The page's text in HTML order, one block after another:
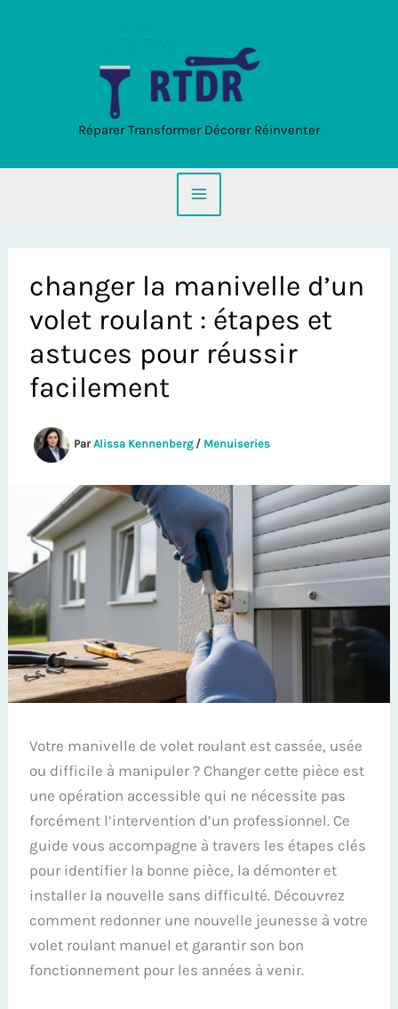
Réparer Transformer Décorer Réinventer
changer la manivelle d’un
volet roulant : étapes et
astuces pour réussir
facilement
ParAlissa Kennenberg / Menuiseries
Votre manivelle de volet roulant est cassée, usée
ou difficile à manipuler ? Changer cette pièce est
une opération accessible qui ne nécessite pas
forcément l’intervention d’un professionnel. Ce
guide vous accompagne à travers les étapes clés
pour identifier la bonne pièce, la démonter et
installer la nouvelle sans difficulté. Découvrez
comment redonner une nouvelle jeunesse à votre
volet roulant manuel et garantir son bon
fonctionnement pour les années à venir.